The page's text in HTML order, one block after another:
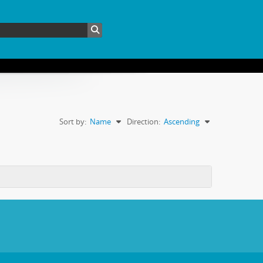
Sort by: Name Direction: Ascending